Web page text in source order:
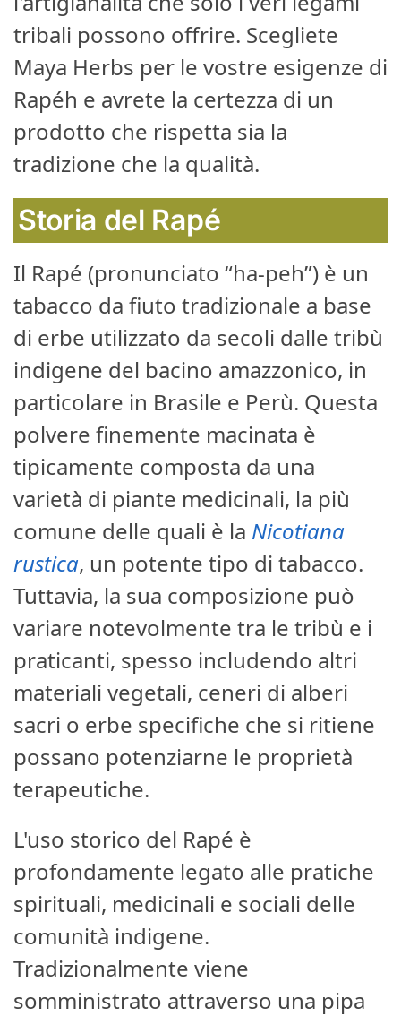
tribali possono offrire. Scegliete
Maya Herbs per le vostre esigenze di
Rapéh e avrete la certezza di un
prodotto che rispetta sia la
tradizione che la qualità.
Storia del Rapé
Il Rapé (pronunciato “ha-peh”) è un
tabacco da fiuto tradizionale a base
di erbe utilizzato da secoli dalle tribù
indigene del bacino amazzonico, in
particolare in Brasile e Perù. Questa
polvere finemente macinata è
tipicamente composta da una
varietà di piante medicinali, la più
comune delle quali è la Nicotiana
rustica, un potente tipo di tabacco.
Tuttavia, la sua composizione può
variare notevolmente tra le tribù e i
praticanti, spesso includendo altri
materiali vegetali, ceneri di alberi
sacri o erbe specifiche che si ritiene
possano potenziarne le proprietà
terapeutiche.
L'uso storico del Rapé è
profondamente legato alle pratiche
spirituali, medicinali e sociali delle
comunità indigene.
Tradizionalmente viene
somministrato attraverso una pipa